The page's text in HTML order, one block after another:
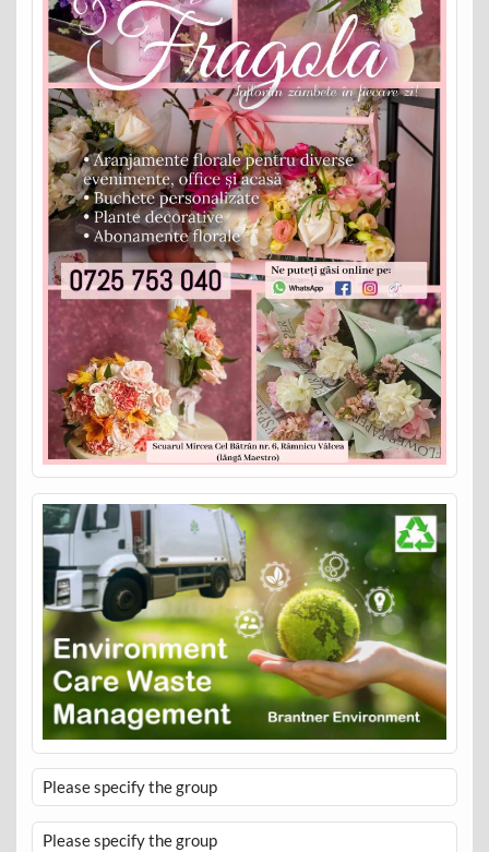
Please specify the group
Please specify the group